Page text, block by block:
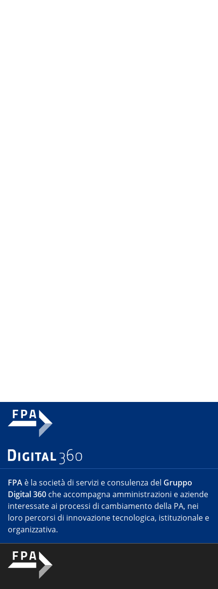
FPA è la società di servizi e consulenza del Gruppo
Digital 360 che accompagna amministrazioni e aziende
interessate ai processi di cambiamento della PA, nei
loro percorsi di innovazione tecnologica, istituzionale e
organizzativa.